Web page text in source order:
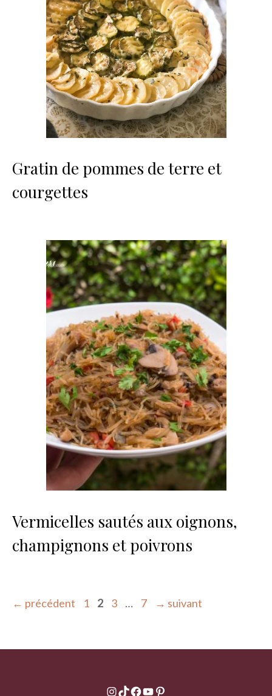
Gratin de pommes de terre et
courgettes
Vermicelles sautés aux oignons,
champignons et poivrons
← précédent Page
1 Page
2 Page
3 … Page
7 → suivant
Instagram
TikTok
Facebook
YouTube
Pinterest